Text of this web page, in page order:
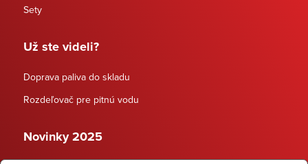
Sety
Už ste videli?
Doprava paliva do skladu
Rozdeľovač pre pitnú vodu
Novinky 2025